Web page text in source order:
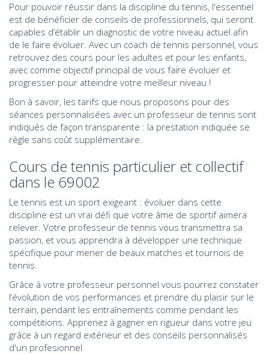
Pour pouvoir réussir dans la discipline du tennis, l'essentiel
est de bénéficier de conseils de professionnels, qui seront
capables d’établir un diagnostic de votre niveau actuel afin
de le faire évoluer. Avec un coach de tennis personnel, vous
retrouvez des cours pour les adultes et pour les enfants,
avec comme objectif principal de vous faire évoluer et
progresser pour atteindre votre meilleur niveau !
Bon à savoir, les tarifs que nous proposons pour des
séances personnalisées avec un professeur de tennis sont
indiqués de façon transparente : la prestation indiquée se
règle sans coût supplémentaire.
Cours de tennis particulier et collectif
dans le 69002
Le tennis est un sport exigeant : évoluer dans cette
discipline est un vrai défi que votre âme de sportif aimera
relever. Votre professeur de tennis vous transmettra sa
passion, et vous apprendra à développer une technique
spécifique pour mener de beaux matches et tournois de
tennis.
Grâce à votre professeur personnel vous pourrez constater
l’évolution de vos performances et prendre du plaisir sur le
terrain, pendant les entraînements comme pendant les
compétitions. Apprenez à gagner en rigueur dans votre jeu
grâce à un regard extérieur et des conseils personnalisés
d'un profesionnel